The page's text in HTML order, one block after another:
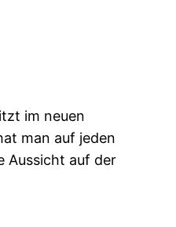
im neuen
man auf jeden
Aussicht auf der